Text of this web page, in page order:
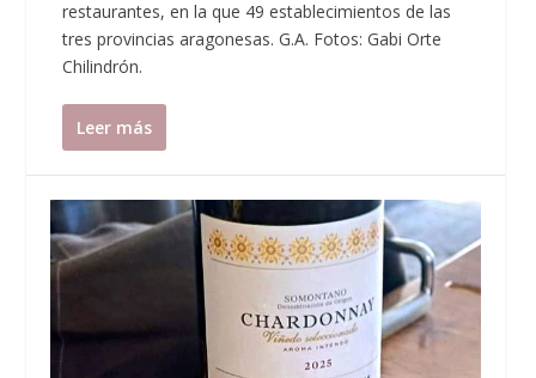
restaurantes, en la que 49 establecimientos de las
tres provincias aragonesas. G.A. Fotos: Gabi Orte
Chilindrón.
Leer más